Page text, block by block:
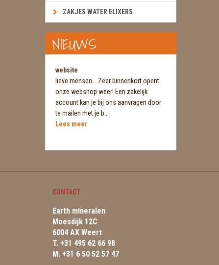
ZAKJES WATER ELIXERS
NIEUWS
website
lieve mensen... Zeer binnenkort opent
onze webshop weer! Een zakelijk
account kan je bij ons aanvragen door
te mailen met je b...
Lees meer
CONTACT
Earth mineralen
Moesdijk 12C
6004 AX Weert
T. +31 495 62 66 98
M. +31 6 50 52 57 47